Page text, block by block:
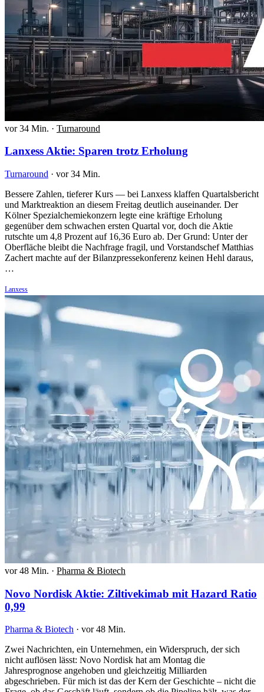
vor 34 Min. · Turnaround
Lanxess Aktie: Sparen trotz Erholung
Turnaround · vor 34 Min.
Bessere Zahlen, tieferer Kurs — bei Lanxess klaffen Quartalsbericht
und Marktreaktion an diesem Freitag deutlich auseinander. Der
Kölner Spezialchemiekonzern legte eine kräftige Erholung
gegenüber dem schwachen ersten Quartal vor, doch die Aktie
rutschte um 4,8 Prozent auf 16,36 Euro ab. Der Grund: Unter der
Oberfläche bleibt die Nachfrage fragil, und Vorstandschef Matthias
Zachert machte auf der Bilanzpressekonferenz keinen Hehl daraus,
…
Lanxess
vor 48 Min. · Pharma & Biotech
Novo Nordisk Aktie: Ziltivekimab mit Hazard Ratio
0,99
Pharma & Biotech · vor 48 Min.
Zwei Nachrichten, ein Unternehmen, ein Widerspruch, der sich
nicht auflösen lässt: Novo Nordisk hat am Montag die
Jahresprognose angehoben und gleichzeitig Milliarden
abgeschrieben. Für mich ist das der Kern der Geschichte – nicht die